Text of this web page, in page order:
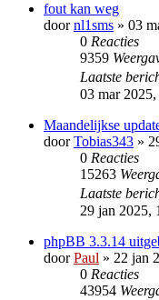
fout kan weg
doornl1sms » 03
0 Reacties
9359
Laatste
03 mar
Maandelijkse
doorTobias343 »
0 Reacties
15263
Laatste
29 jan 2025,
phpBB 3.3.14
doorPaul » 22 jan
0 Reacties
43954